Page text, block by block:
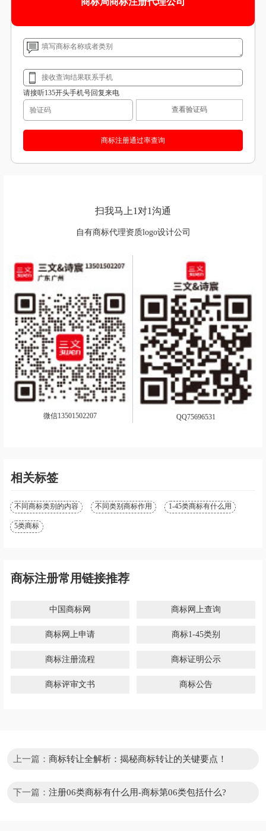
请接听135开头手机号回复来电
查看验证码
扫我马上1对1沟通
自有商标代理资质logo设计公司
微信13501502207 QQ75696531
相关标签
不同商标类别的内容 不同类别商标作用 1-45类商标有什么用
5类商标
商标注册常用链接推荐
中国商标网 商标网上查询
商标网上申请 商标1-45类别
商标注册流程 商标证明公示
商标评审文书 商标公告
上一篇： 商标转让全解析：揭秘商标转让的关键要点！
下一篇： 注册06类商标有什么用-商标第06类包括什么?